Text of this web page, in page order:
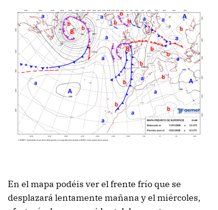
En el mapa podéis ver el frente frío que se
desplazará lentamente mañana y el miércoles,